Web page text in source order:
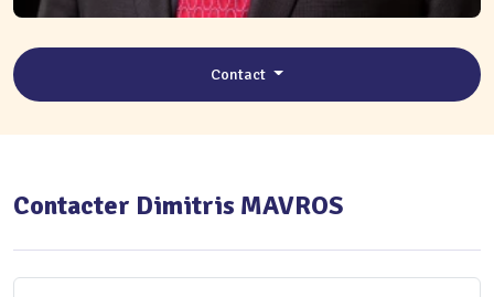
Contact
Contacter Dimitris MAVROS